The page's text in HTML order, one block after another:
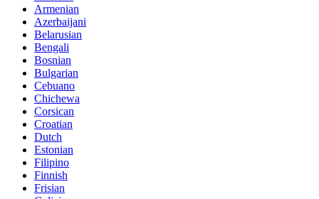
Armenian
Azerbaijani
Belarusian
Bengali
Bosnian
Bulgarian
Cebuano
Chichewa
Corsican
Croatian
Dutch
Estonian
Filipino
Finnish
Frisian